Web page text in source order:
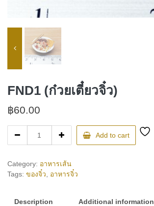
FND1 (ก๋วยเตี๋ยวจิ๋ว)
฿60.00
(ก๋วยเตี๋ยว
quantity
Add to cart
Category: อาหารเส้น
Tags: ของจิ๋ว อาหารจิ๋ว
Description Additional information